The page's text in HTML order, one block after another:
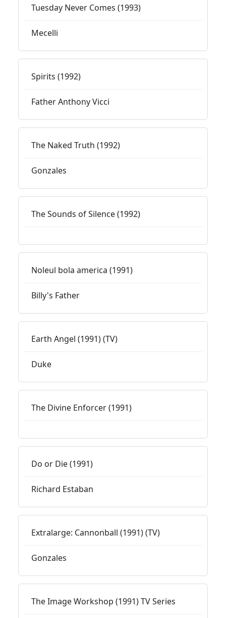
Tuesday Never Comes (1993)
Mecelli
Spirits (1992)
Father Anthony Vicci
The Naked Truth (1992)
Gonzales
The Sounds of Silence (1992)
Noleul bola america (1991)
Billy's Father
Earth Angel (1991) (TV)
Duke
The Divine Enforcer (1991)
Do or Die (1991)
Richard Estaban
Extralarge: Cannonball (1991) (TV)
Gonzales
The Image Workshop (1991) TV Series